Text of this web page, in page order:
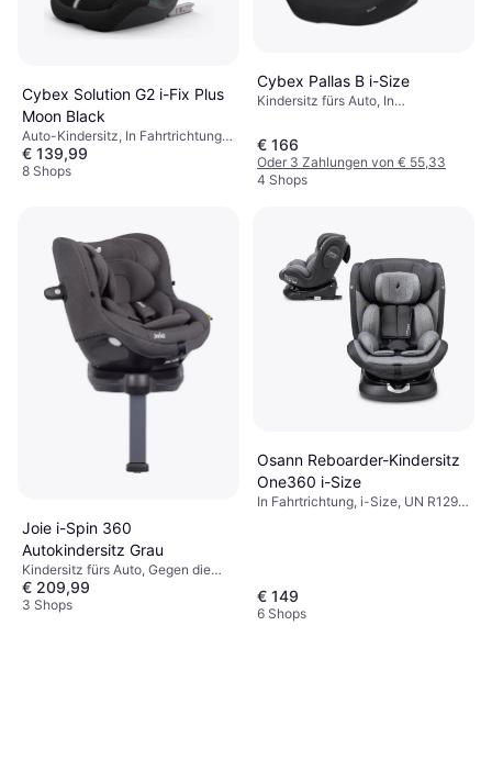
Cybex Solution G2 i-Fix Plus
Moon Black
Auto-Kindersitz, In Fahrtrichtung,
Gegen die Fahrtrichtung, i-Size,
UN R129, Waschbarer Bezug,
€ 139,99
8 Shops
Cybex Pallas B i-Size
Kindersitz fürs Auto, In
Seitlicher Aufprallschutz (ASIP),
Waschbarer Bezug, Verstellbare
Kopfstütze
€ 166
Oder 3 Zahlungen von € 55,33
4 Shops
Joie i-Spin 360
Autokindersitz Grau
Kindersitz fürs Auto, Gegen die
Fahrtrichtung, In Fahrtrichtung,
Verstellbare Kopfstütze,
€ 209,99
3 Shops
Osann Reboarder-Kindersitz
One360 i-Size
In Fahrtrichtung, i-Size, UN R129,
€ 149
6 Shops